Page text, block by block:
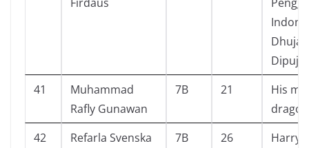
Dhujat
Dipuja
41
Muhammad
Rafly Gunawan
7B 21
His
dragon
42
Refarla Svenska
7B 26
Harry